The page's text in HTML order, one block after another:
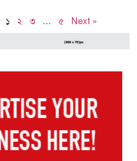
১ ২ ৩ … ৫ Next »